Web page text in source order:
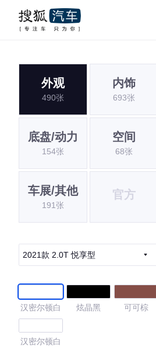
外观
490张
内饰
693张
底盘/动力
154张
空间
68张
车展/其他
191张
官方
2021款 2.0T 悦享型
汉密尔顿白 炫晶黑 可可棕
汉密尔顿白